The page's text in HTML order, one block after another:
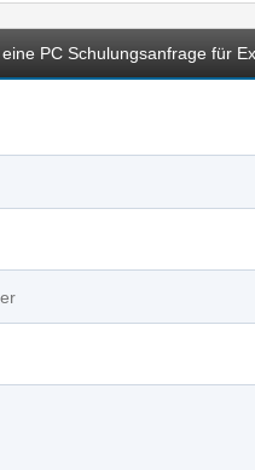
PC Schulungsanfrage für